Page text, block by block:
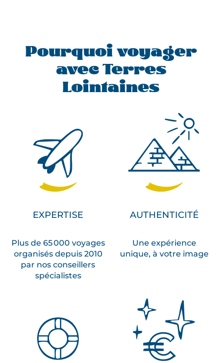
Pourquoi voyager
avec Terres
Lointaines
EXPERTISE
Plus de 65 000 voyages
organisés depuis 2010
par nos conseillers
spécialistes
AUTHENTICITÉ
Une expérience
unique, à votre image